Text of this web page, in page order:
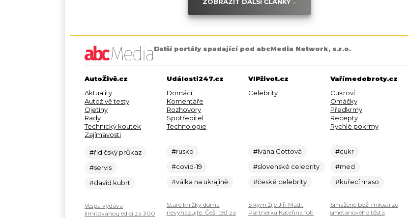
Další portály spadající pod abcMedia Network, s.r.o.
AutoŽivě.cz
Aktuality
Autoživě testy
Ojetiny
Rady
Technický koutek
Zajímavosti
#řidičský průkaz
#servis
#david kubrt
Vespa vydává
limitovanou edici za 300
Události247.cz
Domácí
Komentáře
Rozhovory
Spotřebitel
Technologie
#rusko
#covid-19
#válka na ukrajině
Staré knížky doma
nevyhazujte. Češi teď za
VIPživot.cz
Celebrity
#Ivana Gottová
#slovenské celebrity
#české celebrity
S kým žije Jiří Mádl:
Partnerka Kateřina fotí
Vařímedobroty.cz
Cukroví
Omáčky
Předkrmy
Recepty
Rychlé pokrmy
#cukr
#med
#kuřecí maso
Smažené boží milosti ze
smetanového těsta